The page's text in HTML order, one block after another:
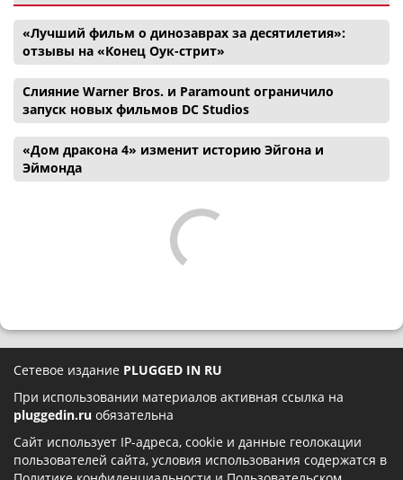
«Лучший фильм о динозаврах за десятилетия»:
отзывы на «Конец Оук-стрит»
Слияние Warner Bros. и Paramount ограничило
запуск новых фильмов DC Studios
«Дом дракона 4» изменит историю Эйгона и
Эймонда
Сетевое издание PLUGGED IN RU
При использовании материалов активная ссылка на
pluggedin.ru обязательна
Сайт использует IP-адреса, cookie и данные геолокации
пользователей сайта, условия использования содержатся в